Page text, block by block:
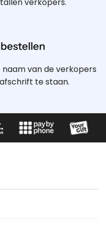
verkopers.
van de verkopers
te staan.